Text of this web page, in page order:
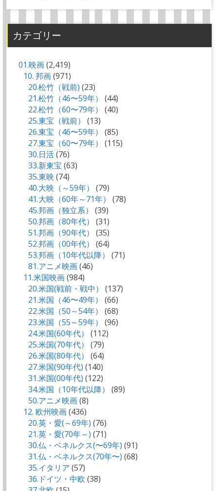
カテゴリー
01.映画(2,419)
10. 邦画(971)
20.松竹（戦前) (23)
21.松竹（46〜59年）
(44)
22.松竹（60〜79年）
(40)
25.東宝（戦前）
(13)
26.東宝（46〜59年）
(85)
27.東宝（60〜79年）
(115)
30.日活(76)
33.新東宝(63)
35.東映 (74)
40.大映（～59年）
(79)
41.大映（60年～71年）
(78)
45.邦画（独立系）
(39)
50.邦画（80年代）
(31)
51.邦画（90年代）
(35)
52.邦画（00年代）
(64)
53.邦画（10年代以降）
(71)
81.アニメ映画(46)
11.米国映画(984)
20.米国(戦前・戦中）
(137)
21.米国（46〜49年）
(66)
22.米国（50～54年）
(68)
23.米国（55～59年）
(96)
24.米国(60年代）
(112)
25.米国(70年代）
(79)
26.米国(80年代）
(64)
27.米国(90年代) (140)
31.米国(00年代) (122)
34.米国（10年代以降）
(89)
50.アニメ映画(8)
12. 欧州映画(436)
20.英・愛(～69年) (76)
21.英・愛(70年～) (71)
30.仏・ベネルクス(〜69年) (91)
31.仏・ベネルクス(70年〜) (68)
35.イタリア (57)
36.ドイツ・中欧 (38)